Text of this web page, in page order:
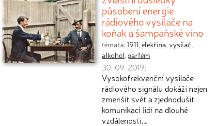
působení energie
rádiového vysílače na
koňak a šampaňské víno
témata:1911,elekřina,vysílač,
alkohol, parfém
30. 09. 2019:
Vysokofrekvenční vysílače
rádiového signálu dokáží nejen
zmenšit svět a zjednodušit
komunikaci lidí na dlouhé
vzdálenosti,…